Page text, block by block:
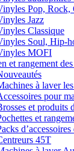
Pop,
Jazz
Classique
Soul, Hip-
MOFI
et rangement
à laver
pour
et produits
et
45T